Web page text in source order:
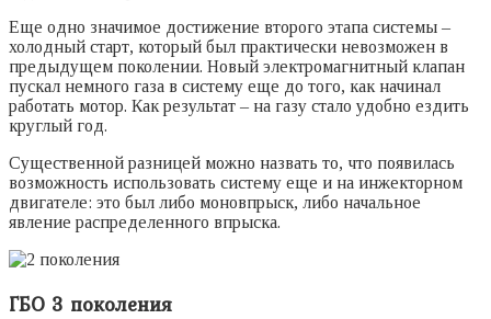
Еще одно значимое достижение второго этапа системы –
холодный старт, который был практически невозможен в
предыдущем поколении. Новый электромагнитный клапан
пускал немного газа в систему еще до того, как начинал
работать мотор. Как результат – на газу стало удобно ездить
круглый год.
Существенной разницей можно назвать то, что появилась
возможность использовать систему еще и на инжекторном
двигателе: это был либо моновпрыск, либо начальное
явление распределенного впрыска.
ГБО 3 поколения